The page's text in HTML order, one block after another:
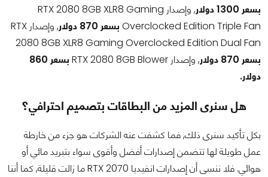
بسعر 1300 دولار
, وإصدار RTX 2080 8GB XLR8 Gaming
Overclocked Edition Triple Fan بسعر 870 دولار
, وإصدار RTX
2080 8GB XLR8 Gaming Overclocked Edition Dual Fan
بسعر 870 دولار
, وإصدار RTX 2080 8GB Blower
بسعر 860
دولار.
هل سنرى المزيد من البطاقات بتصميم احترافي؟
بكل تأكيد سنرى ذلك, فما كشفت عنه الشركات هو جزء من خارطة
عمل طويلة لها تتضمن إصدارات أفضل وأقوى سواء بتبريد مائي أو
هوائي. فلا ننسى أن إصدارات انفيديا RTX 2070 ما زالت قليلة, كما أننا